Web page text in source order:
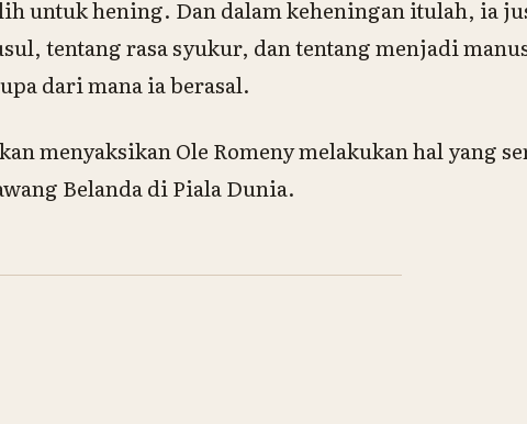
untuk hening. Dan dalam keheningan itulah, ia
tentang rasa syukur, dan tentang menjadi
dari mana ia berasal.
menyaksikan Ole Romeny melakukan hal yang
Belanda di Piala Dunia.